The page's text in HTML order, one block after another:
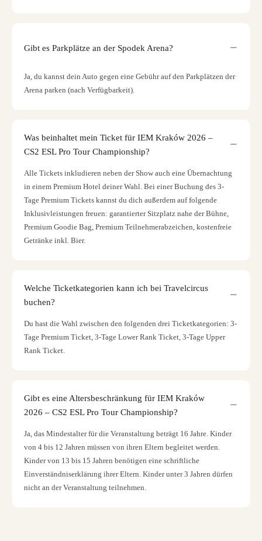
Gibt es Parkplätze an der Spodek Arena?
Ja, du kannst dein Auto gegen eine Gebühr auf den Parkplätzen der
Arena parken (nach Verfügbarkeit).
Was beinhaltet mein Ticket für IEM Kraków 2026 –
CS2 ESL Pro Tour Championship?
Alle Tickets inkludieren neben der Show auch eine Übernachtung
in einem Premium Hotel deiner Wahl. Bei einer Buchung des 3-
Tage Premium Tickets kannst du dich außerdem auf folgende
Inklusivleistungen freuen: garantierter Sitzplatz nahe der Bühne,
Premium Goodie Bag, Premium Teilnehmerabzeichen, kostenfreie
Getränke inkl. Bier.
Welche Ticketkategorien kann ich bei Travelcircus
buchen?
Du hast die Wahl zwischen den folgenden drei Ticketkategorien: 3-
Tage Premium Ticket, 3-Tage Lower Rank Ticket, 3-Tage Upper
Rank Ticket.
Gibt es eine Altersbeschränkung für IEM Kraków
2026 – CS2 ESL Pro Tour Championship?
Ja, das Mindestalter für die Veranstaltung beträgt 16 Jahre. Kinder
von 4 bis 12 Jahren müssen von ihren Eltern begleitet werden.
Kinder von 13 bis 15 Jahren benötigen eine schriftliche
Einverständniserklärung ihrer Eltern. Kinder unter 3 Jahren dürfen
nicht an der Veranstaltung teilnehmen.